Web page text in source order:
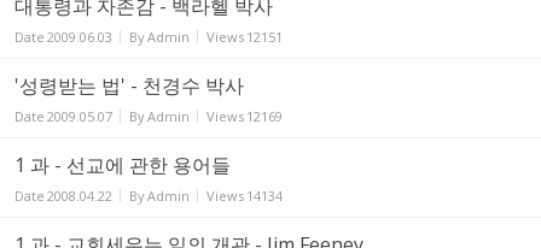
대통령과 자존감 - 백라헬 박사
Date 2009.06.03 ByAdmin Views 12151
'성령받는 법' - 천경수 박사
Date 2009.05.07 ByAdmin Views 12169
1 과 - 선교에 관한 용어들
Date 2008.04.22 ByAdmin Views 14134